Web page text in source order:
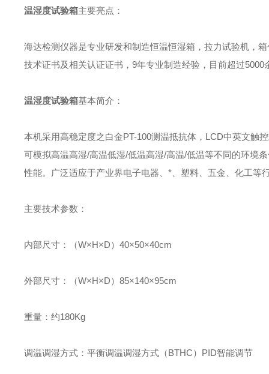
温湿度试验箱主要亮点：
海达检测仪器是专业研发和制造恒温恒湿箱，拉力试验机，
技术证书及相关认证证书，9年专业制造经验，目前超过
温湿度试验箱基本简介：
本机采用高稳定度之白金PT-100测温抵抗体，LCD中英文触
可模拟高温高湿/高温低湿/低温高湿/高温/低温等不同的环境
性能。广泛适应于产业界电子电器、*、塑料、五金、化工
主要技术参数：
内部尺寸：（W×H×D）40×50×40cm
外部尺寸：（W×H×D）85×140×95cm
重量：约180Kg
调温调湿方式：平衡调温调湿方式（BTHC）PID智能调节